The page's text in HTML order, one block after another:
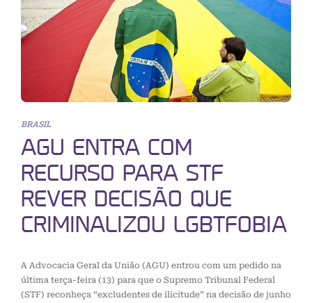
BRASIL
AGU ENTRA COM
RECURSO PARA STF
REVER DECISÃO QUE
CRIMINALIZOU LGBTFOBIA
A Advocacia Geral da União (AGU) entrou com um pedido na
última terça-feira (13) para que o Supremo Tribunal Federal
(STF) reconheça “excludentes de ilicitude” na decisão de junho